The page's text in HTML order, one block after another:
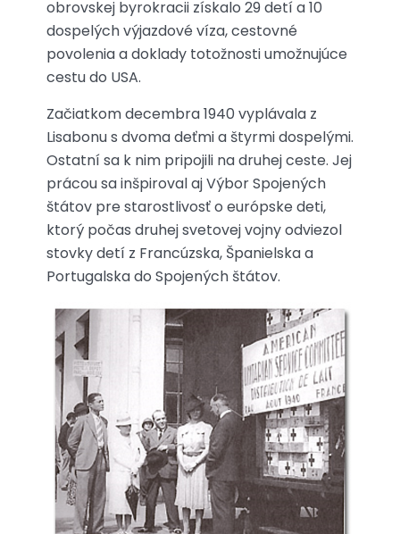
obrovskej byrokracii získalo 29 detí a 10
dospelých výjazdové víza, cestovné
povolenia a doklady totožnosti umožnujúce
cestu do USA.
Začiatkom decembra 1940 vyplávala z
Lisabonu s dvoma deťmi a štyrmi dospelými.
Ostatní sa k nim pripojili na druhej ceste. Jej
prácou sa inšpiroval aj Výbor Spojených
štátov pre starostlivosť o európske deti,
ktorý počas druhej svetovej vojny odviezol
stovky detí z Francúzska, Španielska a
Portugalska do Spojených štátov.